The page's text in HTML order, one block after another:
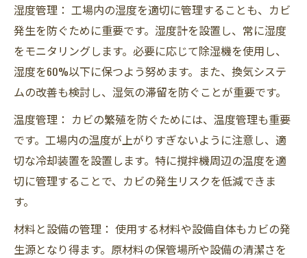
湿度管理： 工場内の湿度を適切に管理することも、カビ
発生を防ぐために重要です。湿度計を設置し、常に湿度
をモニタリングします。必要に応じて除湿機を使用し、
湿度を60%以下に保つよう努めます。また、換気システ
ムの改善も検討し、湿気の滞留を防ぐことが重要です。
温度管理： カビの繁殖を防ぐためには、温度管理も重要
です。工場内の温度が上がりすぎないように注意し、適
切な冷却装置を設置します。特に撹拌機周辺の温度を適
切に管理することで、カビの発生リスクを低減できま
す。
材料と設備の管理： 使用する材料や設備自体もカビの発
生源となり得ます。原材料の保管場所や設備の清潔さを